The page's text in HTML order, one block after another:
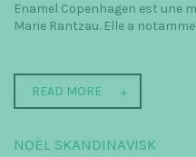
Enamel Copenhagen est une
Marie Rantzau. Elle a
READ MORE
NOËL SKANDINAVISK